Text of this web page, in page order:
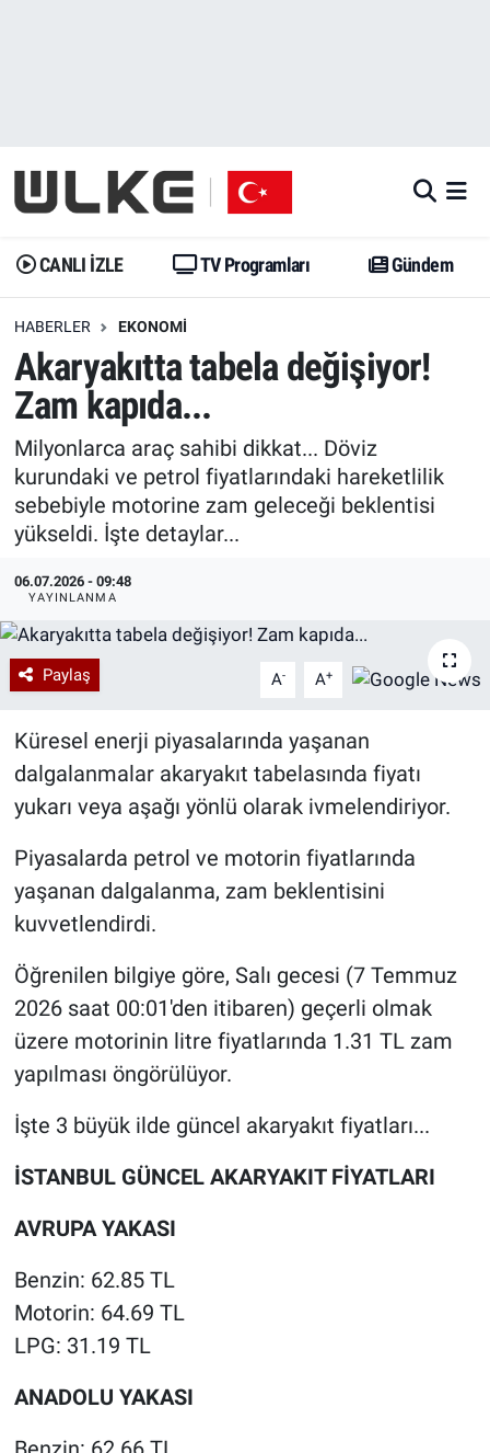
CANLI İZLE TV Programları Gündem
HABERLER EKONOMI
Akaryakıtta tabela değişiyor!
Zam kapıda...
Milyonlarca araç sahibi dikkat... Döviz
kurundaki ve petrol fiyatlarındaki hareketlilik
sebebiyle motorine zam geleceği beklentisi
yükseldi. İşte detaylar...
06.07.2026 - 09:48
YAYINLANMA
Paylaş A- A+
Küresel enerji piyasalarında yaşanan
dalgalanmalar akaryakıt tabelasında fiyatı
yukarı veya aşağı yönlü olarak ivmelendiriyor.
Piyasalarda petrol ve motorin fiyatlarında
yaşanan dalgalanma, zam beklentisini
kuvvetlendirdi.
Öğrenilen bilgiye göre, Salı gecesi (7 Temmuz
2026 saat 00:01'den itibaren) geçerli olmak
üzere motorinin litre fiyatlarında 1.31 TL zam
yapılması öngörülüyor.
İşte 3 büyük ilde güncel akaryakıt fiyatları...
İSTANBUL GÜNCEL AKARYAKIT FİYATLARI
AVRUPA YAKASI
Benzin: 62.85 TL
Motorin: 64.69 TL
LPG: 31.19 TL
ANADOLU YAKASI
Gündem
Dünya
Erişim Bilgileri
Ekonomi
Trend
Özel Haberler
Yazarlar
Gündem
Trend
Erişim Bilgileri
Spor
Ekonomi
Dünya
Medya
Özel Haberler
Kadın
Erişim Bilgileri
Sağlık
Teknoloji
Ramazan
İstanbul Namaz Vakitleri
Trafik Durumu
Erişim Bilgileri
Tüm Manşetler
Son Dakika Haberleri
Haber Arşivi